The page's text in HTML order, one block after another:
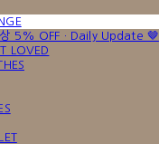
5% OFF · Daily Update 🤎
LOVED